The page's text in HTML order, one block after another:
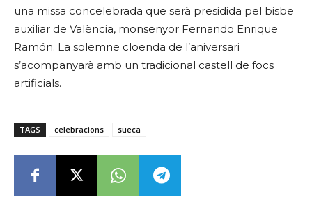
una missa concelebrada que serà presidida pel bisbe
auxiliar de València, monsenyor Fernando Enrique
Ramón. La solemne cloenda de l’aniversari
s’acompanyarà amb un tradicional castell de focs
artificials.
TAGS celebracions sueca